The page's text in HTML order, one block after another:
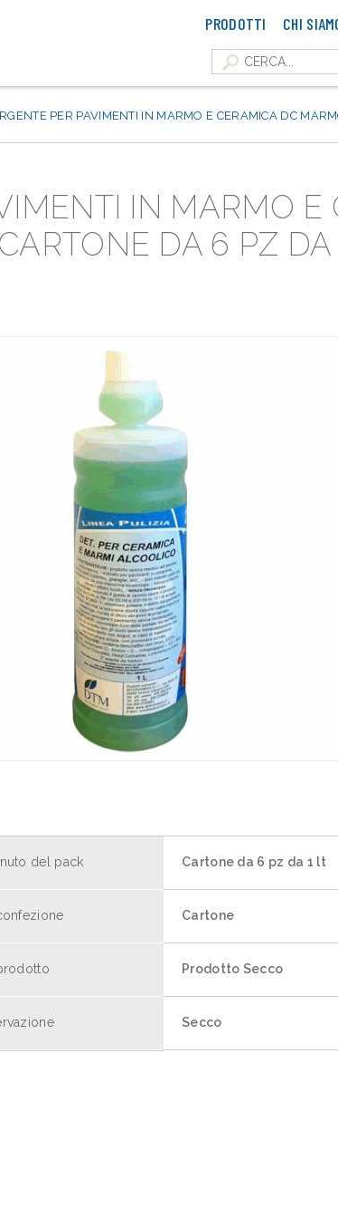
PRODOTTI CHI
PER PAVIMENTI IN MARMO E CERAMICA DC
IN MARMO E
DA 6 PZ DA
del pack Cartone da 6 pz da 1 lt
Cartone
Prodotto Secco
Secco